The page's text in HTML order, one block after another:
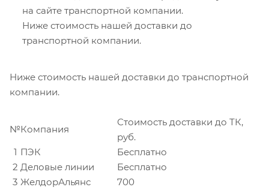
на сайте транспортной компании.
Ниже стоимость нашей доставки до
транспортной компании.
Ниже стоимость нашей доставки до транспортной
компании.
№Компания
Стоимость доставки до ТК,
руб.
1 ПЭК
Бесплатно
2 Деловые линии
Бесплатно
3 ЖелдорАльянс
700